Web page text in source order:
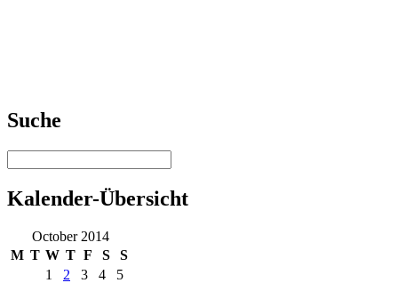
Suche
Kalender-Übersicht
October 2014
M T W T F S
S
1
2 3 4
5